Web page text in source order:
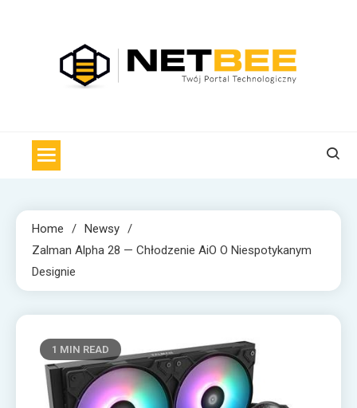
Home
Newsy
Zalman Alpha 28 — Chłodzenie AiO O Niespotykanym
Designie
1 MIN READ